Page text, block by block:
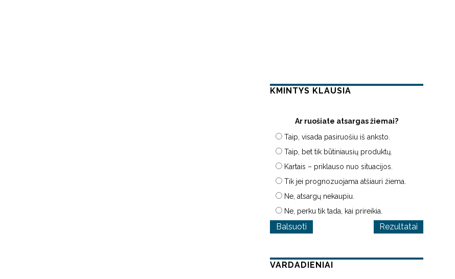
KMINTYS KLAUSIA
Ar ruošiate atsargas žiemai?
Taip, visada pasiruošiu iš anksto.
Taip, bet tik būtiniausių produktų.
Kartais – priklauso nuo situacijos.
Tik jei prognozuojama atšiauri žiema.
Ne, atsargų nekaupiu.
Ne, perku tik tada, kai prireikia.
Rezultatai
VARDADIENIAI